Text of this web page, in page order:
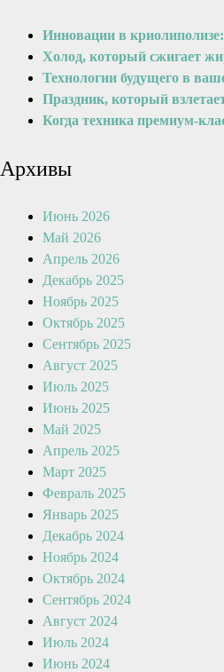
Инновации в
Холод, который сжигает
Технологии будущего в
Праздник, который
Когда техника премиум-
Архивы
Июнь 2026
Май 2026
Апрель 2026
Декабрь 2025
Ноябрь 2025
Октябрь 2025
Сентябрь 2025
Август 2025
Июль 2025
Июнь 2025
Май 2025
Апрель 2025
Март 2025
Февраль 2025
Январь 2025
Декабрь 2024
Ноябрь 2024
Октябрь 2024
Сентябрь 2024
Август 2024
Июль 2024
Июнь 2024